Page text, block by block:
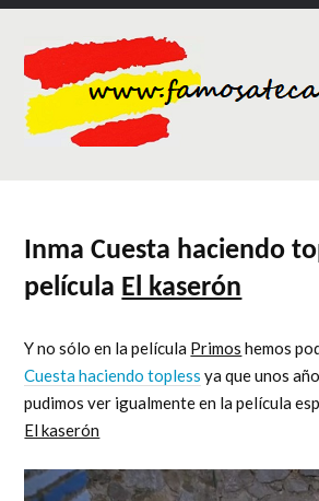
Inma Cuesta haciendo
película El kaserón
Y no sólo en la película Primos hemos
Cuesta haciendo topless ya que unos
pudimos ver igualmente en la película
El kaserón